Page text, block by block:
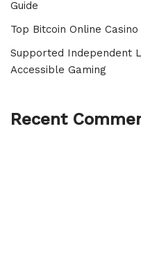
Guide
Top Bitcoin Online
Supported Independent
Accessible Gaming
Recent